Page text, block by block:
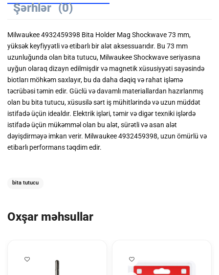
Şərhlər (0)
Milwaukee 4932459398 Bita Holder Mag Shockwave 73 mm,
yüksək keyfiyyətli və etibarlı bir alət aksessuarıdır. Bu 73 mm
uzunluğunda olan bita tutucu, Milwaukee Shockwave seriyasına
uyğun olaraq dizayn edilmişdir və magnetik xüsusiyyəti sayəsində
biotları möhkəm saxlayır, bu da daha dəqiq və rahat işləmə
təcrübəsi təmin edir. Güclü və davamlı materiallardan hazırlanmış
olan bu bita tutucu, xüsusilə sərt iş mühitlərində və uzun müddət
istifadə üçün idealdır. Elektrik işləri, təmir və digər texniki işlərdə
istifadə üçün mükəmməl olan bu alət, sürətli və asan alət
dəyişdirməyə imkan verir. Milwaukee 4932459398, uzun ömürlü və
etibarlı performans təqdim edir.
bita tutucu
Oxşar məhsullar